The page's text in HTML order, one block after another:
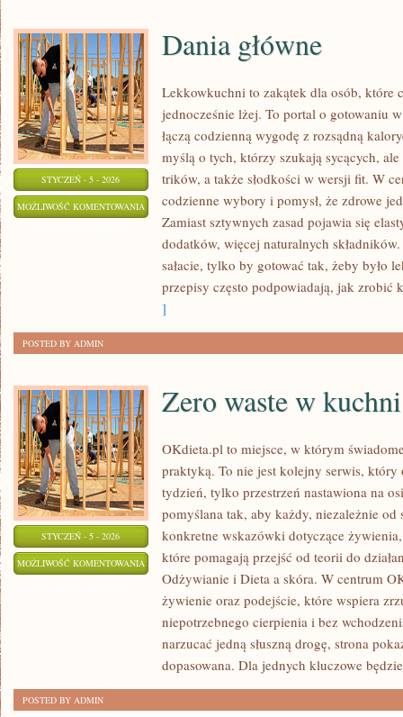
STYCZEŃ - 5 - 2026
MOŻLIWOŚĆ KOMENTOWANIA DANIA
GŁÓWNE
Dania główne
Lekkowkuchni to zakątek dla osób, które
jednocześnie lżej. To portal o gotowaniu
łączą codzienną wygodę z rozsądną
myślą o tych, którzy szukają sycących,
trików, a także słodkości w wersji fit. W
codzienne wybory i pomysł, że zdrowe
Zamiast sztywnych zasad pojawia się
dodatków, więcej naturalnych
sałacie, tylko by gotować tak, żeby było
przepisy często podpowiadają, jak zrobić
]
POSTED BY ADMIN
STYCZEŃ - 5 - 2026
MOŻLIWOŚĆ KOMENTOWANIA ZERO
WASTE
KUCHNI
Zero waste w kuchni
OKdieta.pl to miejsce, w którym
praktyką. To nie jest kolejny serwis,
tydzień, tylko przestrzeń nastawiona na
pomyślana tak, aby każdy, niezależnie od
konkretne wskazówki dotyczące
które pomagają przejść od teorii do
Odżywianie i Dieta a skóra. W centrum
żywienie oraz podejście, które wspiera
niepotrzebnego cierpienia i bez
narzucać jedną słuszną drogę, strona
dopasowana. Dla jednych kluczowe
POSTED BY ADMIN